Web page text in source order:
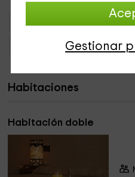
Gestionar
Hoteles con encanto Laguardia
Habitaciones
Habitación doble